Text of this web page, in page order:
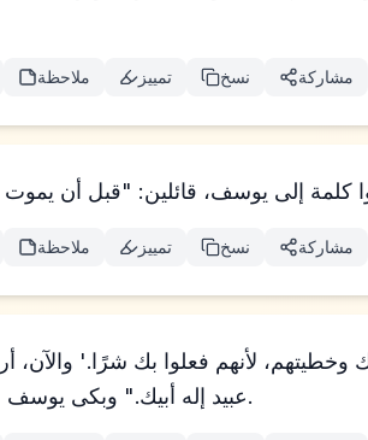
ملاحظة تمييز نسخ مشاركة
ملاحظة تمييز نسخ مشاركة
عبيد إله أبيك." وبكى يوسف عندما تكلموا إليه.